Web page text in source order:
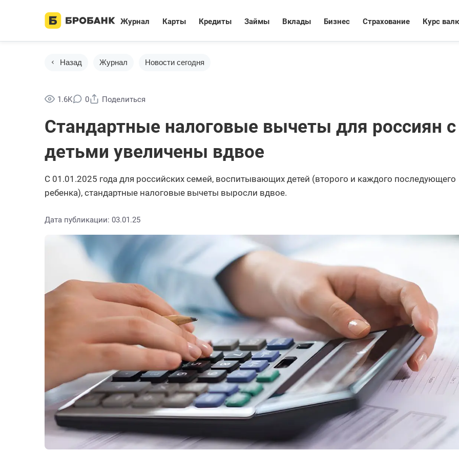
Журнал Карты Кредиты Займы Вклады Бизнес Страхование Курс
Назад Журнал Новости сегодня
1.6K 0 Поделиться
Стандартные налоговые вычеты для россиян с
детьми увеличены вдвое
С 01.01.2025 года для российских семей, воспитывающих детей (второго и каждого последующего
ребенка), стандартные налоговые вычеты выросли вдвое.
Дата публикации: 03.01.25